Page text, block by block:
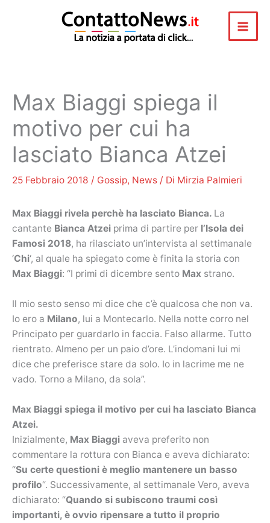
Max Biaggi spiega il
motivo per cui ha
lasciato Bianca Atzei
25 Febbraio 2018 / Gossip, News / Di Mirzia Palmieri
Max Biaggi rivela perchè ha lasciato Bianca. La
cantante Bianca Atzei prima di partire per l’Isola dei
Famosi 2018, ha rilasciato un’intervista al settimanale
‘Chi‘, al quale ha spiegato come è finita la storia con
Max Biaggi: “I primi di dicembre sento Max strano.
Il mio sesto senso mi dice che c’è qualcosa che non va.
Io ero a Milano, lui a Montecarlo. Nella notte corro nel
Principato per guardarlo in faccia. Falso allarme. Tutto
rientrato. Almeno per un paio d’ore. L’indomani lui mi
dice che preferisce stare da solo. Io in lacrime me ne
vado. Torno a Milano, da sola”.
Max Biaggi spiega il motivo per cui ha lasciato Bianca
Atzei.
Inizialmente, Max Biaggi aveva preferito non
commentare la rottura con Bianca e aveva dichiarato:
“Su certe questioni è meglio mantenere un basso
profilo“. Successivamente, al settimanale Vero, aveva
dichiarato: “Quando si subiscono traumi così
importanti, è ovvio ripensare a tutto il proprio